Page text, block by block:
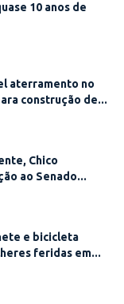
10 anos de
aterramento no
construção de...
Chico
ao Senado...
e bicicleta
feridas em...